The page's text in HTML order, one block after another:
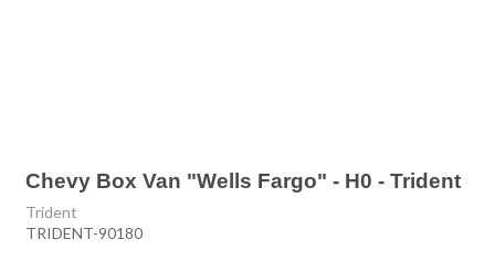
Chevy Box Van "Wells Fargo" - H0 - Trident
Trident
TRIDENT-90180